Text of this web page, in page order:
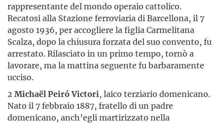
rappresentante del mondo operaio cattolico.
Recatosi alla Stazione ferroviaria di Barcellona, il 7
agosto 1936, per accogliere la figlia Carmelitana
Scalza, dopo la chiusura forzata del suo convento, fu
arrestato. Rilasciato in un primo tempo, tornò a
lavorare, ma la mattina seguente fu barbaramente
ucciso.
2 Michaël Peiró Victori, laico terziario domenicano.
Nato il 7 febbraio 1887, fratello di un padre
domenicano, anch’egli martirizzato nella